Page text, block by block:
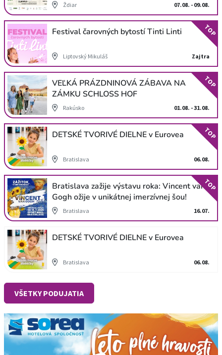
Ždiar 07.08. - 09.08.
Festival čarovných bytostí Tinti Linti
Liptovský Mikuláš Zajtra
TOP
VEĽKÁ PRÁZDNINOVÁ ZÁBAVA NA
ZÁMKU SCHLOSS HOF
Rakúsko 01.08. - 31.08.
TOP
DETSKÉ TVORIVÉ DIELNE v Eurovea
Bratislava 06.08.
TOP
Bratislava zažije výstavu roka: Vincent van
Gogh ožije v unikátnej imerzívnej šou!
Bratislava 16.07.
TOP
DETSKÉ TVORIVÉ DIELNE v Eurovea
Bratislava 06.08.
VŠETKY PODUJATIA